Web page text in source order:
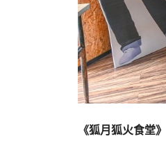
《狐月狐火食堂》